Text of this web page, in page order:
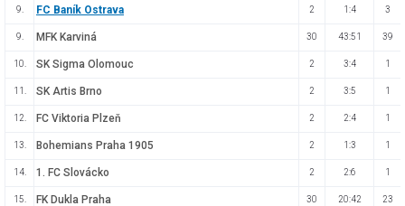
9. FC Baník Ostrava 2 1:4 3
9. MFK Karviná 30 43:51 39
10. SK Sigma Olomouc 2 3:4 1
11. SK Artis Brno 2 3:5 1
12. FC Viktoria Plzeň 2 2:4 1
13. Bohemians Praha 1905 2 1:3 1
14. 1. FC Slovácko 2 2:6 1
15. FK Dukla Praha 30 20:42 23